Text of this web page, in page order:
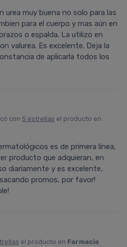
urea muy buena no solo para las
para el cuerpo y mas aún en
o espalda. La utilizo en
valurea. Es excelente. Deja la
de aplicarla todos los
con 5 estrellas el producto en
.
es de primera línea,
producto que adquieran, en
diariamente y es excelente,
promos, por favor!
el producto en Farmacia